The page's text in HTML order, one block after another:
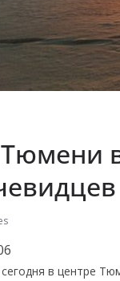
в центре